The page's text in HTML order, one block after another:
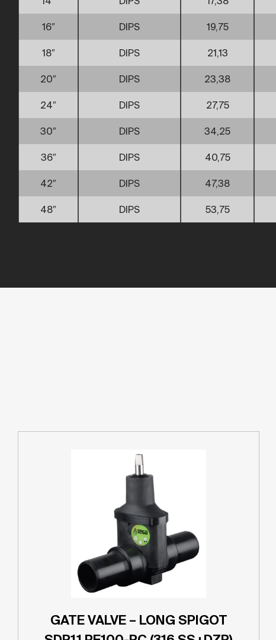
16″ DIPS 19,75
18″ DIPS 21,13
20″ DIPS 23,38
24″ DIPS 27,75
30″ DIPS 34,25
36″ DIPS 40,75
42″ DIPS 47,38
48″ DIPS 53,75
GATE VALVE – LONG SPIGOT